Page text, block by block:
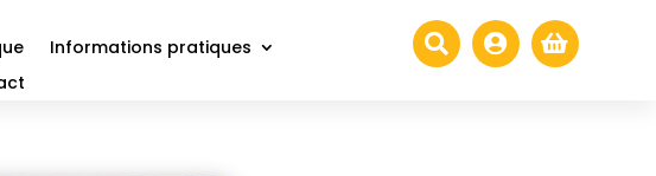
Informations pratiques
 
